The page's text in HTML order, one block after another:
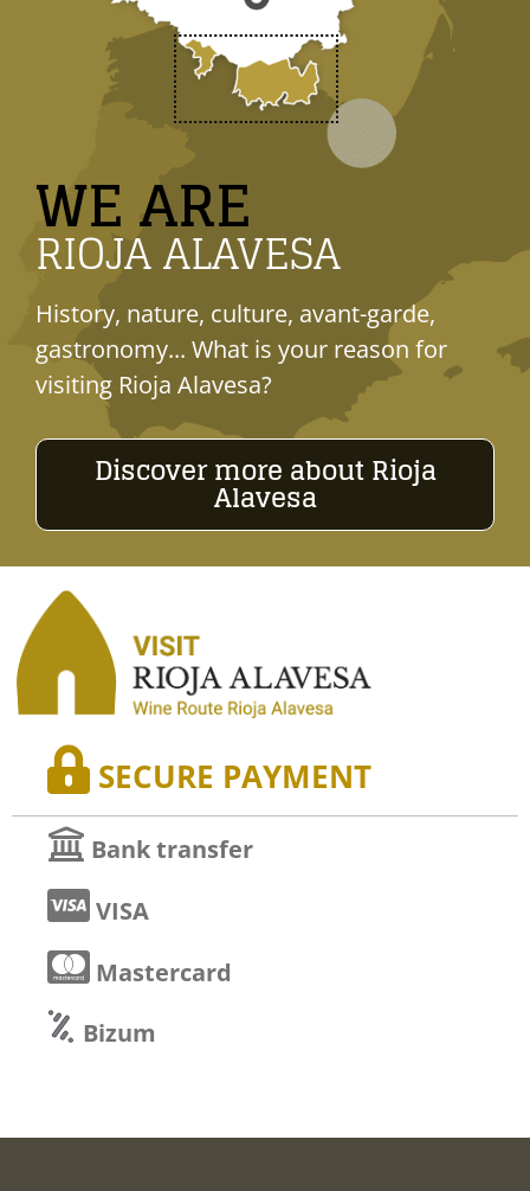
WE ARE
RIOJA ALAVESA
History, nature, culture, avant-garde,
gastronomy... What is your reason for
visiting Rioja Alavesa?
Discover more about Rioja
Alavesa
SECURE PAYMENT
Bank transfer
VISA
Mastercard
Bizum